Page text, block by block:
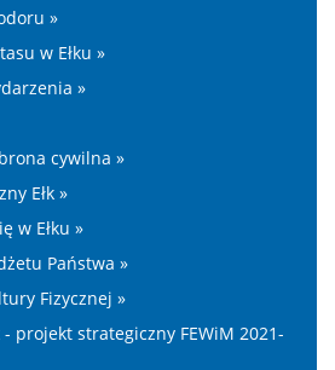
»
w Ełku »
»
cywilna »
Ełk »
w Ełku »
Państwa »
Fizycznej »
- projekt strategiczny FEWiM 2021-